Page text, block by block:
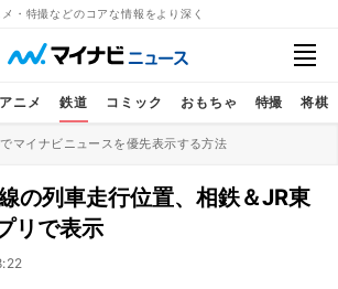
メ・特撮などのコアな情報をより深く
アニメ 鉄道 コミック おもちゃ 特撮 将棋
マイナビニュースを優先表示する方法
の列車走行位置、相鉄＆JR東
リで表示